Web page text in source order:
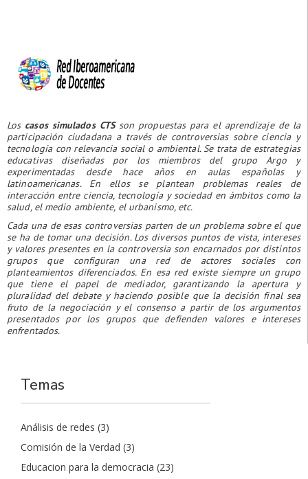
Loscasos simulados CTSson propuestas para el aprendizaje de la
participación ciudadana a través de controversias sobre ciencia y
tecnología con relevancia social o ambiental. Se trata de estrategias
educativas diseñadas por los miembros del grupo Argo y
experimentadas desde hace años en aulas españolas y
latinoamericanas. En ellos se plantean problemas reales de
interacción entre ciencia, tecnología y sociedad en ámbitos como la
salud, el medio ambiente, el urbanismo, etc.
Cada una de esas controversias parten de un problema sobre el que
se ha de tomar una decisión. Los diversos puntos de vista, intereses
y valores presentes en la controversia son encarnados por distintos
grupos que configuran una red de actores sociales con
planteamientos diferenciados. En esa red existe siempre un grupo
que tiene el papel de mediador, garantizando la apertura y
pluralidad del debate y haciendo posible que la decisión final sea
fruto de la negociación y el consenso a partir de los argumentos
presentados por los grupos que defienden valores e intereses
enfrentados.
Temas
Análisis de redes (3)
Comisión de la Verdad (3)
Educacion para la democracia (23)